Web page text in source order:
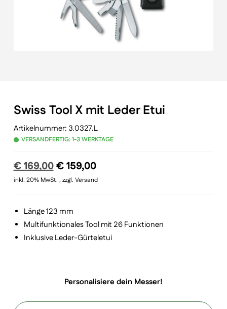
Swiss Tool X mit Leder Etui
Artikelnummer: 3.0327.L
VERSANDFERTIG: 1-3 WERKTAGE
€169,00Ursprünglicher
Preis
€ 169,00
€159,00Aktueller
Preis
inkl. 20% MwSt. , zzgl. Versand
Länge 123 mm
Multifunktionales Tool mit 26 Funktionen
Inklusive Leder-Gürteletui
Personalisiere dein Messer!